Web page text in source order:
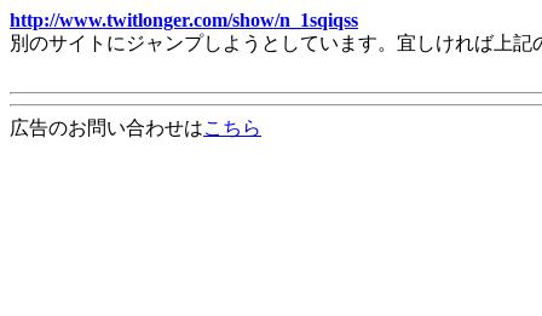
http://www.twitlonger.com/show/n_1sqiqss
別のサイトにジャンプしようとしています。宜しければ上
広告のお問い合わせはこちら